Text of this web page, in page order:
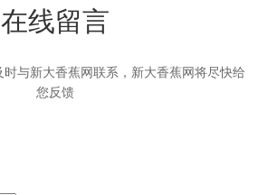
在线留言
与新大香蕉网联系，新大香蕉网将尽快给
您反馈